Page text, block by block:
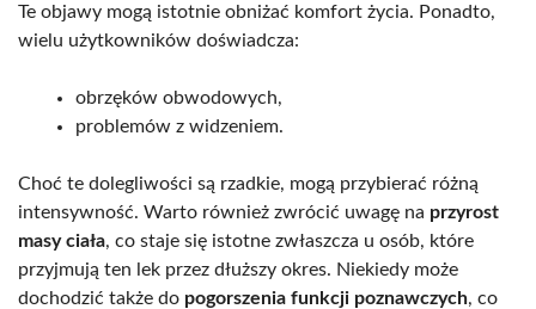
Te objawy mogą istotnie obniżać komfort życia. Ponadto,
wielu użytkowników doświadcza:
obrzęków obwodowych,
problemów z widzeniem.
Choć te dolegliwości są rzadkie, mogą przybierać różną
intensywność. Warto również zwrócić uwagę na przyrost
masy ciała, co staje się istotne zwłaszcza u osób, które
przyjmują ten lek przez dłuższy okres. Niekiedy może
dochodzić także do pogorszenia funkcji poznawczych, co